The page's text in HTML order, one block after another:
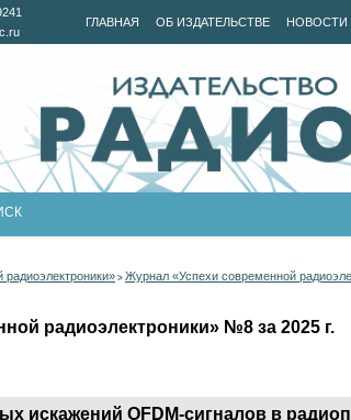
ГЛАВНАЯ ОБ ИЗДАТЕЛЬСТВЕ НОВОСТИ
> Журнал «Успехи современной
радиоэлектроники» №8 за 2025 г.
искажений OFDM-сигналов в